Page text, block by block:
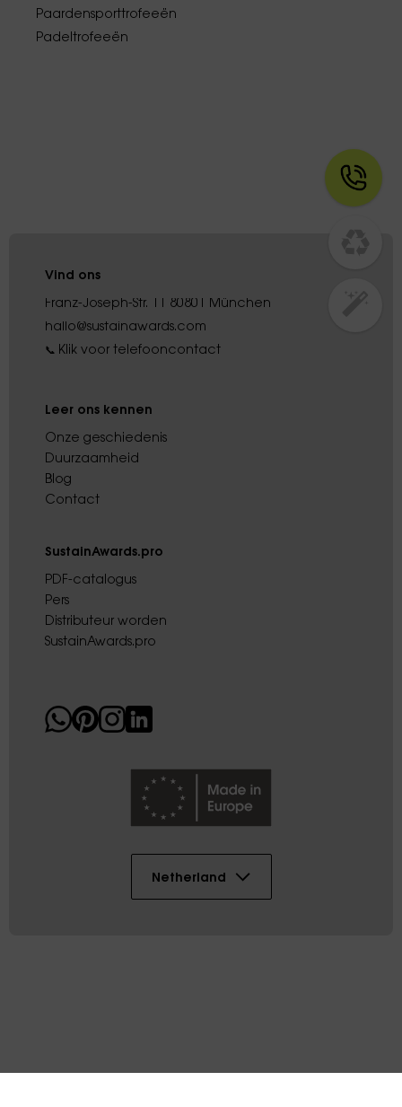
Paardensporttrofeeën
Padeltrofeeën
Vind ons
Franz-Joseph-Str. 11 80801 München
hallo@sustainawards.com
📞 Klik voor telefooncontact
Leer ons kennen
Onze geschiedenis
Duurzaamheid
Blog
Contact
SustainAwards.pro
PDF-catalogus
Pers
Distributeur worden
SustainAwards.pro
Netherland
Copyright © 2026 AK DIGITAL PLASTIC SL